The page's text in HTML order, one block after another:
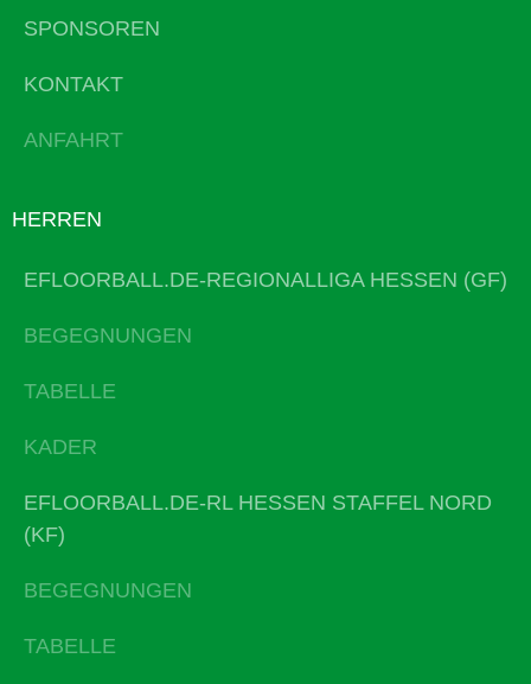
SPONSOREN
KONTAKT
ANFAHRT
HERREN
EFLOORBALL.DE-REGIONALLIGA HESSEN (GF)
BEGEGNUNGEN
TABELLE
KADER
EFLOORBALL.DE-RL HESSEN STAFFEL NORD
(KF)
BEGEGNUNGEN
TABELLE